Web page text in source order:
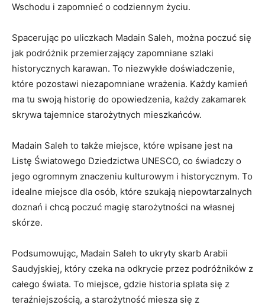
Wschodu i ⁤zapomnieć o codziennym ⁣życiu.
Spacerując po uliczkach Madain Saleh, ‍można poczuć się
jak podróżnik przemierzający zapomniane szlaki​
historycznych karawan. To niezwykłe doświadczenie,
które pozostawi niezapomniane wrażenia. Każdy ‌kamień
ma tu⁣ swoją historię do opowiedzenia, każdy zakamarek ​
skrywa tajemnice starożytnych​ mieszkańców.
Madain Saleh to także miejsce, które ⁣wpisane jest na
Listę Światowego Dziedzictwa⁤ UNESCO, ‍co świadczy o
jego ogromnym znaczeniu kulturowym i historycznym. To
idealne miejsce dla osób, które szukają niepowtarzalnych
doznań i chcą poczuć magię‍ starożytności na własnej
skórze.
Podsumowując, Madain Saleh to ukryty skarb Arabii
Saudyjskiej, który czeka na ​odkrycie‍ przez podróżników z
całego‍ świata.⁤ To​ miejsce, ‌gdzie historia splata się z
teraźniejszością, a starożytność miesza⁢ się z